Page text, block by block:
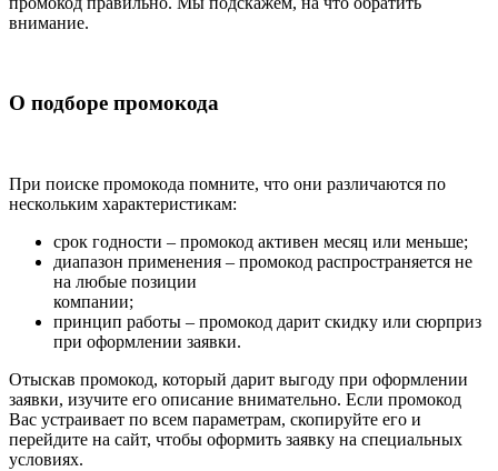
внимание.
О подборе промокода
При поиске промокода помните, что они различаются по
нескольким характеристикам:
срок годности – промокод активен месяц или меньше;
диапазон применения – промокод распространяется не
на любые позиции
компании;
принцип работы – промокод дарит скидку или сюрприз
при оформлении заявки.
Отыскав промокод, который дарит выгоду при оформлении
заявки, изучите его описание внимательно. Если промокод
Вас устраивает по всем параметрам, скопируйте его и
перейдите на сайт, чтобы оформить заявку на специальных
условиях.